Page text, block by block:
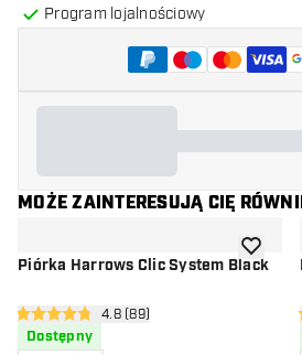
Program lojalnościowy
MOŻE ZAINTERESUJĄ CIĘ
Piórka Harrows Clic System Black
otwórz panel recenzji
4.8 gwiazdki oceny
4.8 (89)
Dostępny
dodaj do